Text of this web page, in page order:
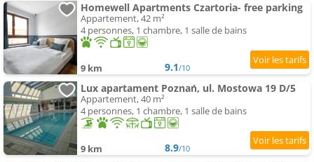
Homewell Apartments Czartoria- free parking
Appartement, 42 m²
4 personnes, 1 chambre, 1 salle de bains
9 km 9.1/10
Lux apartament Poznań, ul. Mostowa 19 D/5
Appartement, 40 m²
4 personnes, 1 chambre, 1 salle de bains
9 km 8.9/10